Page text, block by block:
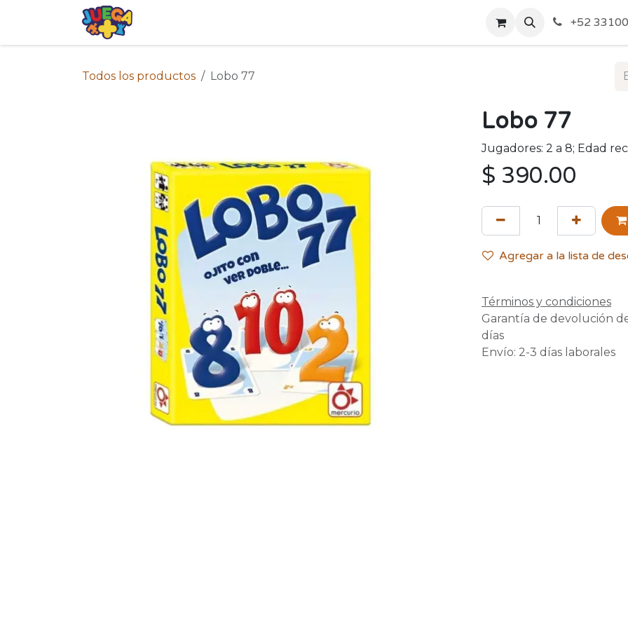
Acerca de Nosotros Politicas de Envío y
+52
Todos los productos Lobo 77
Lobo 77
Jugadores: 2 a 8; Edad
$ 390.00
Agregar a la lista de
Términos y condiciones
Garantía de devolución
días
Envío: 2-3 días laborales